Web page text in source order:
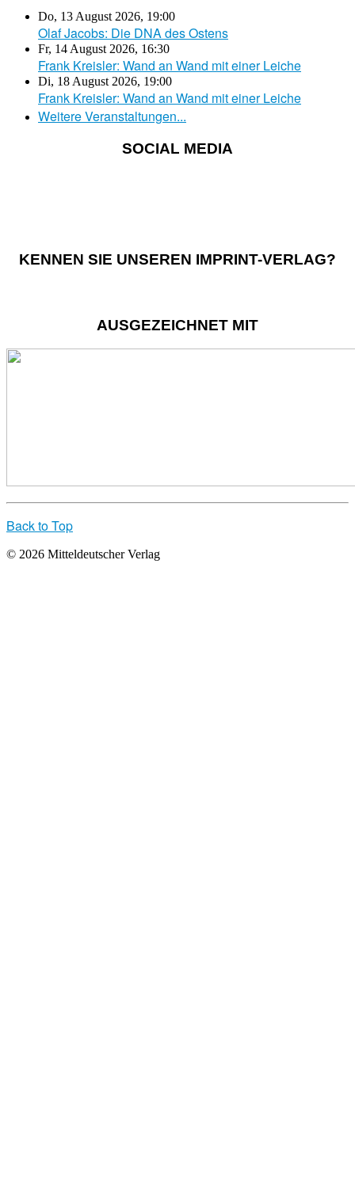
Do, 13 August 2026, 19:00
Olaf Jacobs: Die DNA des Ostens
Fr, 14 August 2026, 16:30
Frank Kreisler: Wand an Wand mit einer Leiche
Di, 18 August 2026, 19:00
Frank Kreisler: Wand an Wand mit einer Leiche
Weitere Veranstaltungen...
SOCIAL MEDIA
KENNEN SIE UNSEREN IMPRINT-VERLAG?
AUSGEZEICHNET MIT
Back to Top
© 2026 Mitteldeutscher Verlag